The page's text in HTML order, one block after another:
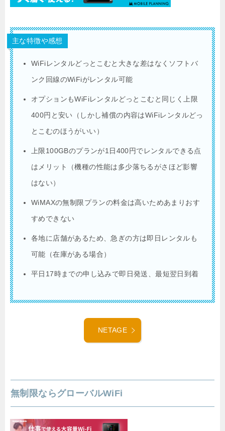
主な特徴や感想
WiFiレンタルどっとこむと大きな差はなくソフトバ
ンク回線のWiFiがレンタル可能
オプションもWiFiレンタルどっとこむと同じく上限
400円と安い（しかし補償の内容はWiFiレンタルどっ
とこむのほうがいい）
上限100GBのプランが1日400円でレンタルできる点
はメリット（機種の性能は多少落ちるがさほど影響
はない）
WiMAXの無制限プランの料金は高いためあまりおす
すめできない
各地に店舗があるため、急ぎの方は即日レンタルも
可能（在庫がある場合）
平日17時までの申し込みで即日発送、最短翌日到着
NETAGE
無制限ならグローバルWiFi